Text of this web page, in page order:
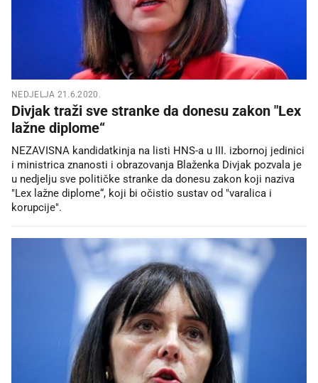
NEDJELJA 21.6.2020.
Divjak traži sve stranke da donesu zakon "Lex
lažne diplome“
NEZAVISNA kandidatkinja na listi HNS-a u III. izbornoj jedinici
i ministrica znanosti i obrazovanja Blaženka Divjak pozvala je
u nedjelju sve političke stranke da donesu zakon koji naziva
"Lex lažne diplome“, koji bi očistio sustav od "varalica i
korupcije".